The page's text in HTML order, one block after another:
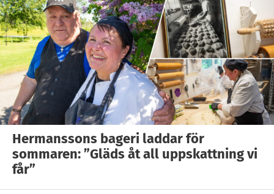
Hermanssons bageri laddar för
sommaren: ”Gläds åt all uppskattning vi
får”